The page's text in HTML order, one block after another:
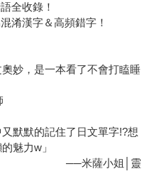
全收錄！
淆漢字＆高頻錯字！
妙，是一本看了不會打瞌睡
默默的記住了日文單字!?想
是獺獺的魅力w」
姐│靈